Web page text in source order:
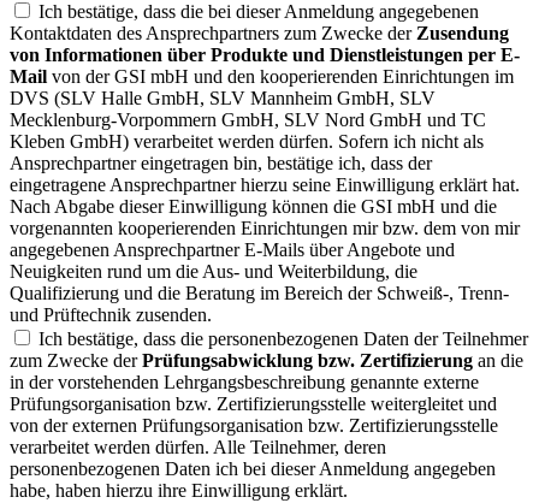
Ich bestätige, dass die bei dieser Anmeldung angegebenen
Kontaktdaten des Ansprechpartners zum Zwecke der Zusendung
von Informationen über Produkte und Dienstleistungen per E-
Mail von der GSI mbH und den kooperierenden Einrichtungen im
DVS (SLV Halle GmbH, SLV Mannheim GmbH, SLV
Mecklenburg-Vorpommern GmbH, SLV Nord GmbH und TC
Kleben GmbH) verarbeitet werden dürfen. Sofern ich nicht als
Ansprechpartner eingetragen bin, bestätige ich, dass der
eingetragene Ansprechpartner hierzu seine Einwilligung erklärt hat.
Nach Abgabe dieser Einwilligung können die GSI mbH und die
vorgenannten kooperierenden Einrichtungen mir bzw. dem von mir
angegebenen Ansprechpartner E-Mails über Angebote und
Neuigkeiten rund um die Aus- und Weiterbildung, die
Qualifizierung und die Beratung im Bereich der Schweiß-, Trenn-
und Prüftechnik zusenden.
Ich bestätige, dass die personenbezogenen Daten der Teilnehmer
zum Zwecke derPrüfungsabwicklung bzw. Zertifizierung an die
in der vorstehenden Lehrgangsbeschreibung genannte externe
Prüfungsorganisation bzw. Zertifizierungsstelle weitergleitet und
von der externen Prüfungsorganisation bzw. Zertifizierungsstelle
verarbeitet werden dürfen. Alle Teilnehmer, deren
personenbezogenen Daten ich bei dieser Anmeldung angegeben
habe, haben hierzu ihre Einwilligung erklärt.